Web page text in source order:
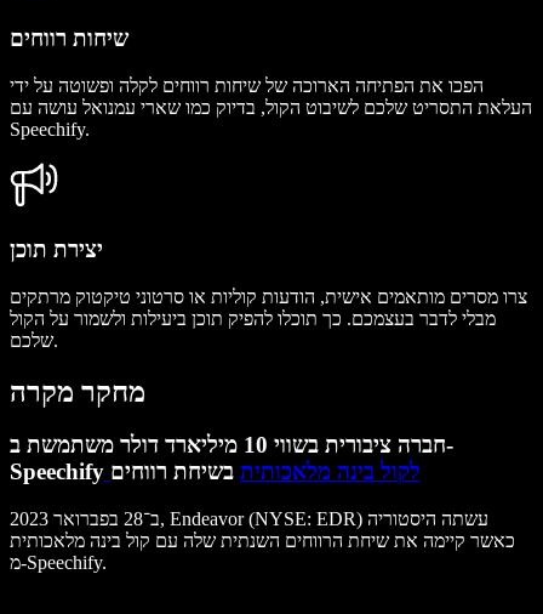
שיחות רווחים
הפכו את הפתיחה הארוכה של שיחות רווחים לקלה ופשוטה על ידי
העלאת התסריט שלכם לשיבוט הקול, בדיוק כמו שארי עמנואל עושה עם
Speechify.
יצירת תוכן
צרו מסרים מותאמים אישית, הודעות קוליות או סרטוני טיקטוק מרתקים
מבלי לדבר בעצמכם. כך תוכלו להפיק תוכן ביעילות ולשמור על הקול
שלכם.
מחקר מקרה
חברה ציבורית בשווי 10 מיליארד דולר משתמשת ב-
Speechify
לקול בינה מלאכותית בשיחת רווחים
ב־28 בפברואר 2023, Endeavor (NYSE: EDR) עשתה היסטוריה
כאשר קיימה את שיחת הרווחים השנתית שלה עם קול בינה מלאכותית
מ-Speechify.